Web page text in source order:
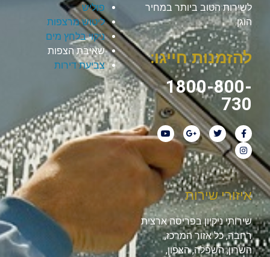
לשירות הטוב ביותר במחיר
הוגן.
להזמנות חייגו:
1800-800-
730
פוליש
ליטוש מרצפות
ניקוי בלחץ מים
שאיבת הצפות
צביעת דירות
איזורי שירות
שירותי ניקיון בפריסה ארצית
רחבה, כל אזור המרכז,
השרון, השפלה, הצפון,